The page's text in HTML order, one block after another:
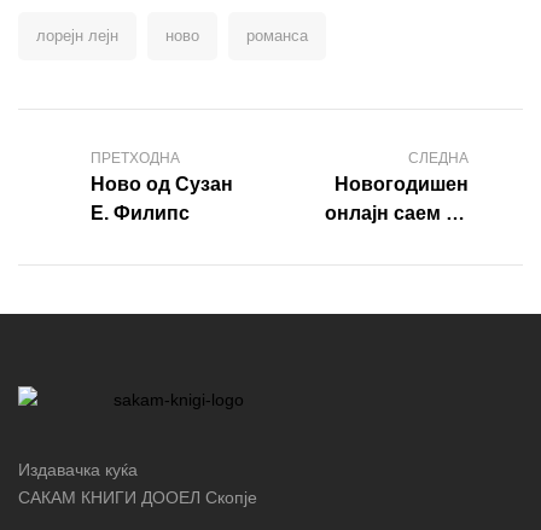
лорејн лејн ново романса
ПРЕТХОДНА
Ново од Сузан
Е. Филипс
СЛЕДНА
Новогодишен
онлајн саем на
Издавачка куќа
САКАМ КНИГИ ДООЕЛ Скопје